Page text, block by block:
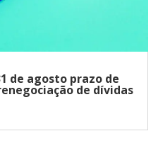
de agosto prazo de
de dívidas